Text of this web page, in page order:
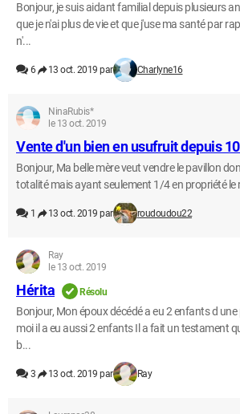
Bonjour, je suis aidant familial depuis plusieurs
que je n'ai plus de vie et que j'use ma santé par
n'...
6 13 oct. 2019 par Charlyne16
NinaRubis*
le 13 oct. 2019
Vente d'un bien en usufruit depuis
Bonjour, Ma belle mère veut vendre le pavillon
totalité mais ayant seulement 1/4 en propriété le
1 13 oct. 2019 par roudoudou22
Ray
le 13 oct. 2019
Hérita Résolu
Bonjour, Mon époux décédé a eu 2 enfants d
moi il a eu aussi 2 enfants Il a fait un testament
b...
3 13 oct. 2019 par Ray